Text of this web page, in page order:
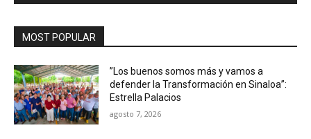
MOST POPULAR
”Los buenos somos más y vamos a
defender la Transformación en Sinaloa”:
Estrella Palacios
agosto 7, 2026